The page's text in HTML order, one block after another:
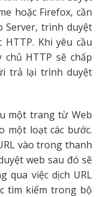
hoặc Firefox, cần
trình duyệt
Khi yêu cầu
chủ HTTP sẽ chấp
trả lại trình duyệt
một trang từ Web
một loạt các bước.
vào trong thanh
web sau đó sẽ
qua việc dịch URL
tìm kiếm trong bộ